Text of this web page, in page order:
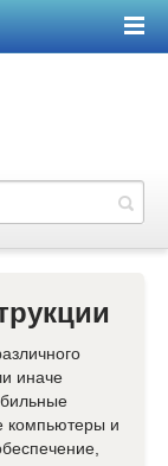
иначе
компьютеры и